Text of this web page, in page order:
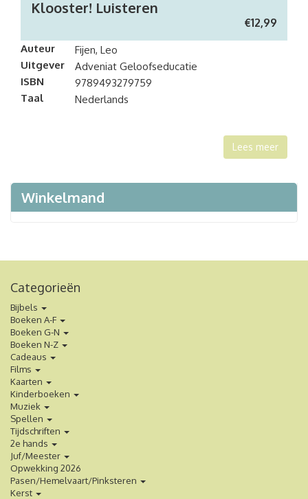
Klooster! Luisteren
€12,99
Auteur
Fijen, Leo
Uitgever
Adveniat Geloofseducatie
ISBN
9789493279759
Taal
Nederlands
Lees meer
Winkelmand
Categorieën
Bijbels
Boeken A-F
Boeken G-N
Boeken N-Z
Cadeaus
Films
Kaarten
Kinderboeken
Muziek
Spellen
Tijdschriften
2e hands
Juf/Meester
Opwekking 2026
Pasen/Hemelvaart/Pinksteren
Kerst